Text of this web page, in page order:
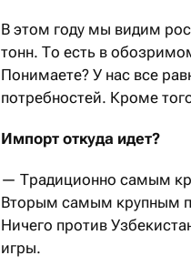
В этом году мы видим
тонн. То есть в
Понимаете? У нас все
потребностей. Кроме
Импорт откуда идет?
— Традиционно самым
Вторым самым крупным
Ничего против
игры.